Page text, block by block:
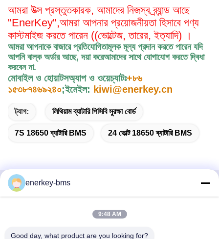
আমরা উত্স প্রস্তুতকারক, আমাদের নিজস্ব ব্র্যান্ড আছে
"EnerKey",আমরা আপনার প্রয়োজনীয়তা হিসাবে পণ্য
কাস্টমাইজ করতে পারেন ((ভোল্টেজ, তারের, ইত্যাদি) ।
আমরা আপনাকে বাজারে প্রতিযোগিতামূলক মূল্য প্রদান করতে পারেন যদি
আপনি বাল্ক অর্ডার আছে, দয়া করেআমাদের সাথে যোগাযোগ করতে দ্বিধা
করবেন না.
মোবাইল ও হোয়াটসঅ্যাপ ও ওয়েচ্যাটঃ+৮৬
১৫৩৮৭৪৬৯২৪০;ইমেইল: kiwi@enerkey.cn
ট্যাগ: লিথিয়াম ব্যাটারি পিসিবি সুরক্ষা বোর্ড
7S 18650 ব্যাটারি BMS 24 ভোল্ট 18650 ব্যাটারি BMS
দ্রুত যোগাযোগ
enerkey-bms
9:48 AM
Good day, what product are you looking for?